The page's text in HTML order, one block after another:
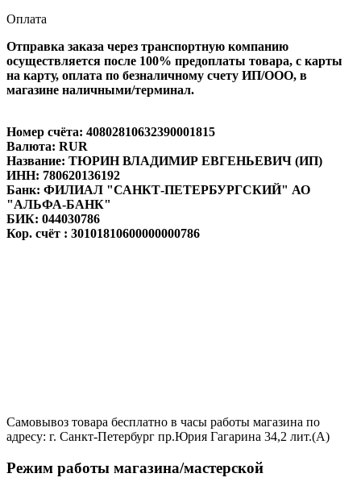
Оплата
Отправка заказа через транспортную компанию
осуществляется после 100% предоплаты товара, с карты
на карту, оплата по безналичному счету ИП/ООО, в
магазине наличными/терминал.
Номер счёта: 40802810632390001815
Валюта: RUR
Название: ТЮРИН ВЛАДИМИР ЕВГЕНЬЕВИЧ (ИП)
ИНН: 780620136192
Банк: ФИЛИАЛ "САНКТ-ПЕТЕРБУРГСКИЙ" АО
"АЛЬФА-БАНК"
БИК: 044030786
Кор. счёт : 30101810600000000786
Самовывоз товара бесплатно в часы работы магазина по
адресу: г. Санкт-Петербург пр.Юрия Гагарина 34,2 лит.(А)
Режим работы магазина/мастерской